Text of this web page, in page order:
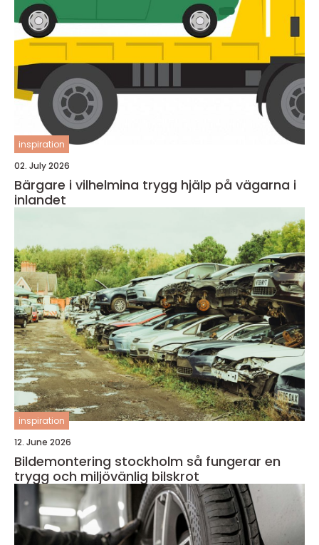
inspiration
02. July 2026
Bärgare i vilhelmina trygg hjälp på vägarna i
inlandet
inspiration
12. June 2026
Bildemontering stockholm så fungerar en
trygg och miljövänlig bilskrot